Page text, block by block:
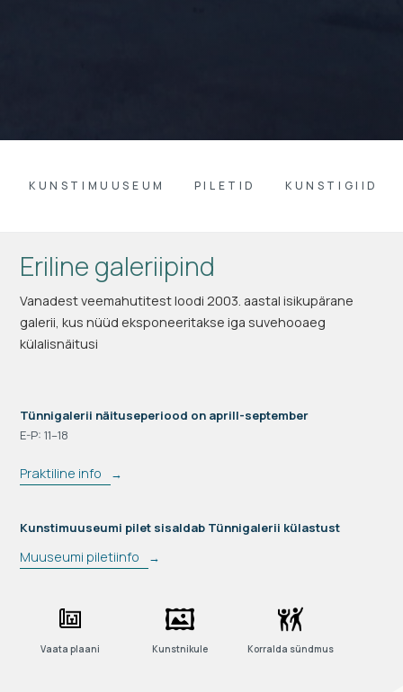
KUNSTIMUUSEUM PILETID KUNSTIGIID
Eriline galeriipind
Vanadest veemahutitest loodi 2003. aastal isikupärane
galerii, kus nüüd eksponeeritakse iga suvehooaeg
külalisnäitusi
Tünnigalerii näituseperiood on aprill-september
E-P: 11–18
Praktiline info →
Kunstimuuseumi pilet sisaldab Tünnigalerii külastust
Muuseumi piletiinfo →
Vaata plaani Kunstnikule Korralda sündmus